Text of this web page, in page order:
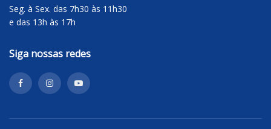
Seg. à Sex. das 7h30 às 11h30
e das 13h às 17h
Siga nossas redes